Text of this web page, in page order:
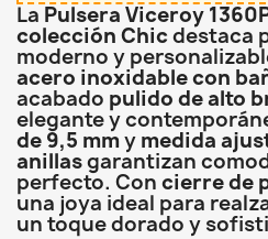
La Pulsera Viceroy
colección Chic destaca
moderno y
acero inoxidable con
acabado pulido de alto
elegante y
de 9,5 mmy medida
anillasgarantizan
perfecto. Con cierre de
una joya ideal para
un toque dorado y